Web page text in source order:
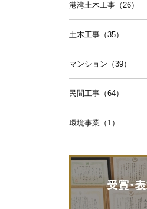
港湾土木工事（26）
土木工事（35）
マンション（39）
民間工事（64）
環境事業（1）